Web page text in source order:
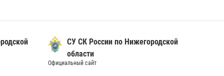
Нижегородские росгвардейцы за
прошедшую неделю выезжали более 600 раз
СУ СК России по Нижегородской
области
Официальный сайт